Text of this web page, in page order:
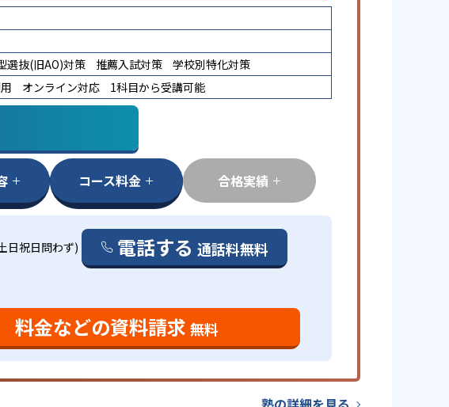
選抜(旧AO)対策 推薦入試対策
学校別特化対策
オンライン対応 1科目から受講可能
コース料金 合格実績
日祝日問わず) 電話する 通話料無料
料金などの資料請求 無料